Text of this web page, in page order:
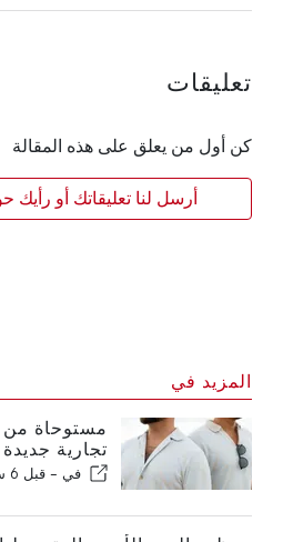
تعليقات
كن أول من يعلق على هذه المقالة
أرسل لنا تعليقاتك أو رأيك
المزيد في
مستوحاة من
تجارية جديدة
VEMANO
في - قبل 6 ساعات